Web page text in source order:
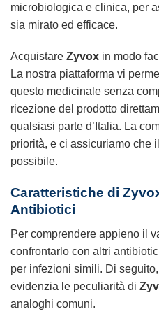
microbiologica e clinica, per
sia mirato ed efficace.
Acquistare Zyvox in modo
La nostra piattaforma vi
questo medicinale senza
ricezione del prodotto
qualsiasi parte d’Italia. La
priorità, e ci assicuriamo che
possibile.
Caratteristiche di
Antibiotici
Per comprendere appieno il
confrontarlo con altri
per infezioni simili. Di
evidenzia le peculiarità di
analoghi comuni.